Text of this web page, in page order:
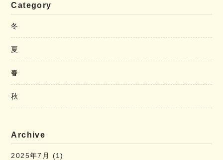
Category
冬
夏
春
秋
Archive
2025年7月 (1)